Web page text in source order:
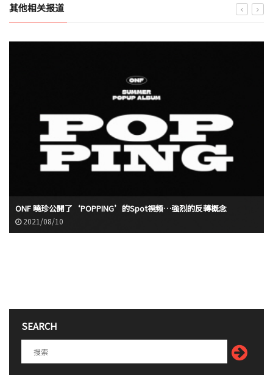
其他相关报道
ONF 曉珍公開了‘POPPING’的Spot視頻…強烈的反轉概念
2021/08/10
SEARCH